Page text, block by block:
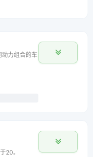
动力组合的车
20。